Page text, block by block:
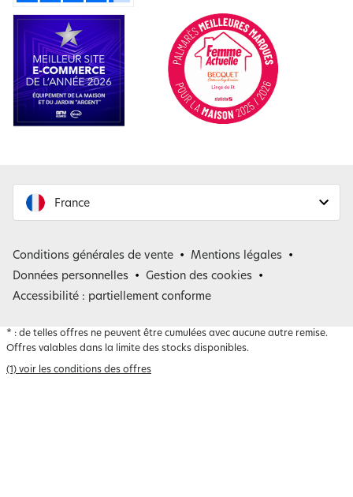
France
Belgique
Conditions générales de vente
Mentions légales
Données personnelles
Gestion des cookies
Accessibilité : partiellement conforme
* : de telles offres ne peuvent être cumulées avec aucune autre remise.
Offres valables dans la limite des stocks disponibles.
(1) voir les conditions des offres